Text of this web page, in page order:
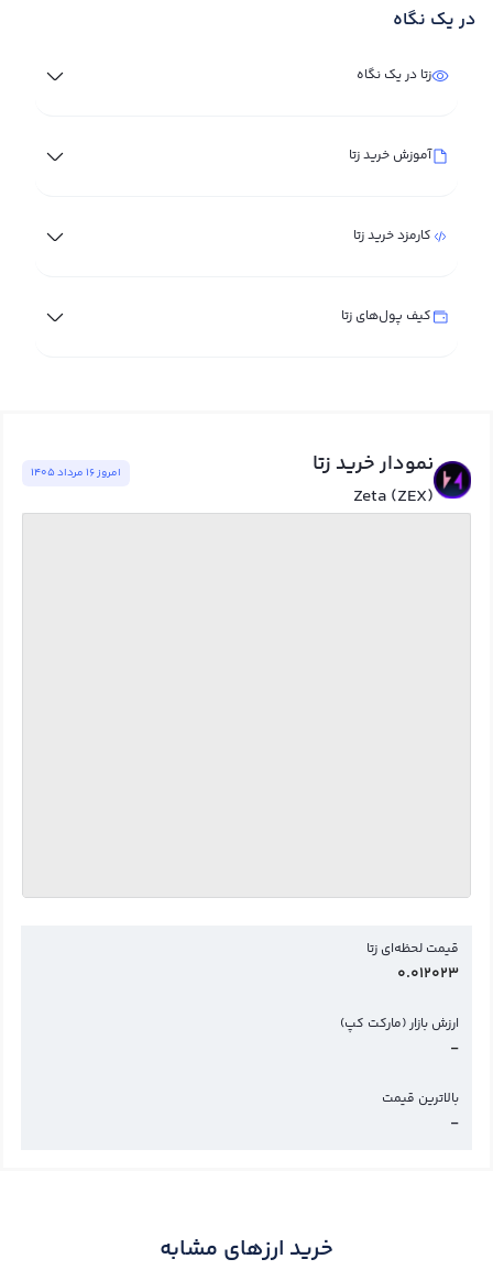
در یک نگاه
زتا در یک نگاه
آموزش خرید زتا
کارمزد خرید زتا
کیف پول‌های زتا
نمودار خرید زتا
Zeta (ZEX)
امروز ١٦ مرداد ١٤٠٥
قیمت لحظه‌ای زتا
0.012023
ارزش بازار (مارکت کپ)
-
بالاترین قیمت
-
خرید ارزهای مشابه